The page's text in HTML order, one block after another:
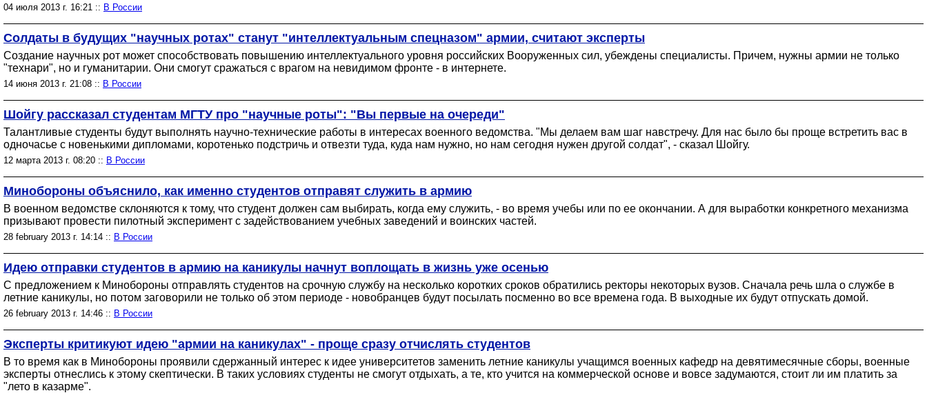
04 июля 2013 г. 16:21 :: В России
Солдаты в будущих "научных ротах" станут "интеллектуальным спецназом" армии, считают эксперты
Создание научных рот может способствовать повышению интеллектуального уровня российских Вооруженных сил, убеждены специалисты. Причем, нужны армии не только
"технари", но и гуманитарии. Они смогут сражаться с врагом на невидимом фронте - в интернете.
14 июня 2013 г. 21:08 :: В России
Шойгу рассказал студентам МГТУ про "научные роты": "Вы первые на очереди"
Талантливые студенты будут выполнять научно-технические работы в интересах военного ведомства. "Мы делаем вам шаг навстречу. Для нас было бы проще встретить вас в
одночасье с новенькими дипломами, коротенько подстричь и отвезти туда, куда нам нужно, но нам сегодня нужен другой солдат", - сказал Шойгу.
12 марта 2013 г. 08:20 :: В России
Минобороны объяснило, как именно студентов отправят служить в армию
В военном ведомстве склоняются к тому, что студент должен сам выбирать, когда ему служить, - во время учебы или по ее окончании. А для выработки конкретного механизма
призывают провести пилотный эксперимент с задействованием учебных заведений и воинских частей.
28 february 2013 г. 14:14 :: В России
Идею отправки студентов в армию на каникулы начнут воплощать в жизнь уже осенью
С предложением к Минобороны отправлять студентов на срочную службу на несколько коротких сроков обратились ректоры некоторых вузов. Сначала речь шла о службе в
летние каникулы, но потом заговорили не только об этом периоде - новобранцев будут посылать посменно во все времена года. В выходные их будут отпускать домой.
26 february 2013 г. 14:46 :: В России
Эксперты критикуют идею "армии на каникулах" - проще сразу отчислять студентов
В то время как в Минобороны проявили сдержанный интерес к идее университетов заменить летние каникулы учащимся военных кафедр на девятимесячные сборы, военные
эксперты отнеслись к этому скептически. В таких условиях студенты не смогут отдыхать, а те, кто учится на коммерческой основе и вовсе задумаются, стоит ли им платить за
"лето в казарме".